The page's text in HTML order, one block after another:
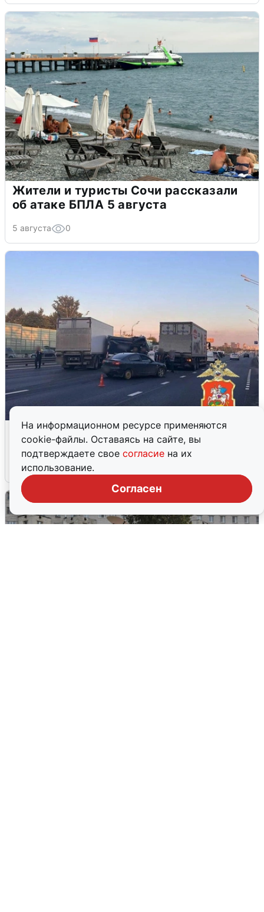
На информационном ресурсе применяются
cookie-файлы. Оставаясь на сайте, вы
подтверждаете свое согласие на их
использование.
Согласен
Жители и туристы Сочи рассказали
об атаке БПЛА 5 августа
5 августа 0
Пять машин столкнулись на
Дмитровском шоссе в Подмосковье
4 августа 0